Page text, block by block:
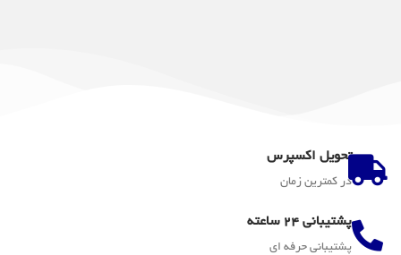
تحویل اکسپرس
در کمترین زمان
پشتیبانی 24 ساعته
پشتیبانی حرفه ای